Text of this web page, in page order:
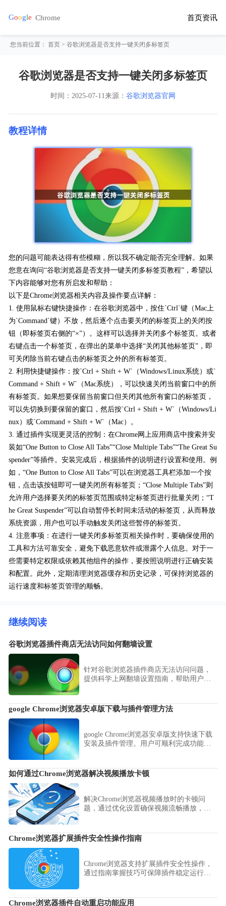
首页资讯
您当前位置：首页 > 谷歌浏览器是否支持一键关闭多标签页
谷歌浏览器是否支持一键关闭多标签页
时间： 2025-07-11来源： 谷歌浏览器官网
教程详情
您的问题可能表达得有些模糊，所以我不确定能否完全理解。如果
您意在询问“谷歌浏览器是否支持一键关闭多标签页教程”，希望以
下内容能够对您有所启发和帮助：
以下是Chrome浏览器相关内容及操作要点详解：
1. 使用鼠标右键快捷操作：在谷歌浏览器中，按住`Ctrl`键（Mac上
为`Command`键）不放，然后逐个点击要关闭的标签页上的关闭按
钮（即标签页右侧的“×”）。这样可以选择并关闭多个标签页。或者
右键点击一个标签页，在弹出的菜单中选择“关闭其他标签页”，即
可关闭除当前右键点击的标签页之外的所有标签页。
2. 利用快捷键操作：按`Ctrl + Shift + W`（Windows/Linux系统）或`
Command + Shift + W`（Mac系统），可以快速关闭当前窗口中的所
有标签页。如果想要保留当前窗口但关闭其他所有窗口的标签页，
可以先切换到要保留的窗口，然后按`Ctrl + Shift + W`（Windows/Li
nux）或`Command + Shift + W`（Mac）。
3. 通过插件实现更灵活的控制：在Chrome网上应用商店中搜索并安
装如“One Button to Close All Tabs”“Close Multiple Tabs”“The Great Su
spender”等插件。安装完成后，根据插件的说明进行设置和使用。例
如，“One Button to Close All Tabs”可以在浏览器工具栏添加一个按
钮，点击该按钮即可一键关闭所有标签页；“Close Multiple Tabs”则
允许用户选择要关闭的标签页范围或特定标签页进行批量关闭；“T
he Great Suspender”可以自动暂停长时间未活动的标签页，从而释放
系统资源，用户也可以手动触发关闭这些暂停的标签页。
4. 注意事项：在进行一键关闭多标签页相关操作时，要确保使用的
工具和方法可靠安全，避免下载恶意软件或泄露个人信息。对于一
些需要特定权限或依赖其他组件的操作，要按照说明进行正确安装
和配置。此外，定期清理浏览器缓存和历史记录，可保持浏览器的
运行速度和标签页管理的顺畅。
继续阅读
谷歌浏览器插件商店无法访问如何翻墙设置
针对谷歌浏览器插件商店无法访问问题，
提供科学上网翻墙设置指南，帮助用户正
google Chrome浏览器安卓版下载与插件管理方法
google Chrome浏览器安卓版支持快速下载
安装及插件管理。用户可顺利完成功能设
如何通过Chrome浏览器解决视频播放卡顿
解决Chrome浏览器视频播放时的卡顿问
题，通过优化设置确保视频流畅播放，提
Chrome浏览器扩展插件安全性操作指南
Chrome浏览器支持扩展插件安全性操作，
通过指南掌握技巧可保障插件稳定运行，
Chrome浏览器插件自动重启功能应用